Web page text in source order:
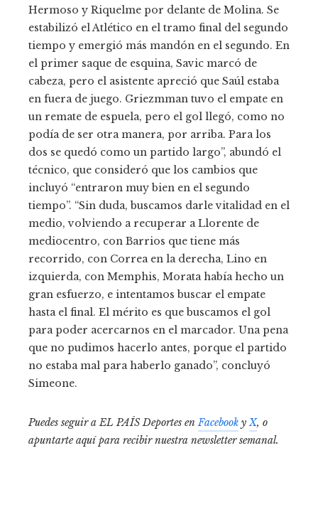
Hermoso y Riquelme por delante de Molina. Se
estabilizó el Atlético en el tramo final del segundo
tiempo y emergió más mandón en el segundo. En
el primer saque de esquina, Savic marcó de
cabeza, pero el asistente apreció que Saúl estaba
en fuera de juego. Griezmman tuvo el empate en
un remate de espuela, pero el gol llegó, como no
podía de ser otra manera, por arriba. Para los
dos se quedó como un partido largo”, abundó el
técnico, que consideró que los cambios que
incluyó “entraron muy bien en el segundo
tiempo”. “Sin duda, buscamos darle vitalidad en el
medio, volviendo a recuperar a Llorente de
mediocentro, con Barrios que tiene más
recorrido, con Correa en la derecha, Lino en
izquierda, con Memphis, Morata había hecho un
gran esfuerzo, e intentamos buscar el empate
hasta el final. El mérito es que buscamos el gol
para poder acercarnos en el marcador. Una pena
que no pudimos hacerlo antes, porque el partido
no estaba mal para haberlo ganado”, concluyó
Simeone.
Puedes seguir a EL PAÍS Deportes enFacebook yX, o
apuntarte aquí para recibirnuestra newsletter semanal.